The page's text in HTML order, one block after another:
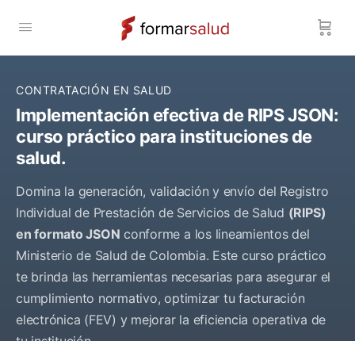
CONTRATACIÓN EN SALUD
Implementación efectiva de RIPS JSON:
curso práctico para instituciones de
salud.
Domina la generación, validación y envío del Registro
Individual de Prestación de Servicios de Salud (RIPS)
en formato JSON conforme a los lineamientos del
Ministerio de Salud de Colombia. Este curso práctico
te brinda las herramientas necesarias para asegurar el
cumplimiento normativo, optimizar tu facturación
electrónica (FEV) y mejorar la eficiencia operativa de